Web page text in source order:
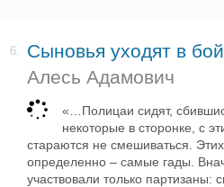
6.
Сыновья уходят в бой
Алесь Адамович
«…Полицаи сидят,
некоторые в сторонке, с
стараются не смешиваться.
определенно – самые гады.
участвовали только партизаны: